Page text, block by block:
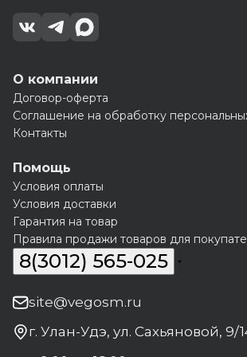
О компании
Договор-оферта
Соглашение на обработку
Контакты
Помощь
Условия оплаты
Условия доставки
Гарантия на товар
Правила продажи товаров для
8(3012) 565-025
site@vegosm.ru
г. Улан-Удэ, ул. Сахьяновой, 9/